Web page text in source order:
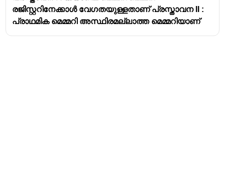
ROM (DVD-5)
Dual-Layer DVD
(DVD-9)
Single Dual 8.5 GB
രജിസ്റ്ററിനേക്കാൾ വേഗതയുള്ളതാണ് പ്രസ്താവന II :
പ്രാഥമിക മെമ്മറി അസ്ഥിരമല്ലാത്ത മെമ്മറിയാണ്